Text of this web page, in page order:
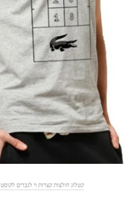
קטלוג חולצות קצרות וי לגברים לקוסט LACOSTE